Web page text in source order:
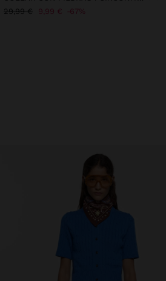
29,99 € 9,99 € 67%